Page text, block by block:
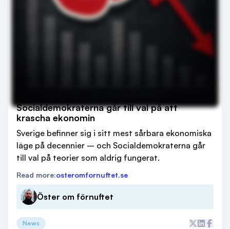
Socialdemokraterna går till val på att
krascha ekonomin
Sverige befinner sig i sitt mest sårbara ekonomiska
läge på decennier – och Socialdemokraterna går
till val på teorier som aldrig fungerat.
Read more:osteromfornuftet.se
Öster om förnuftet
News